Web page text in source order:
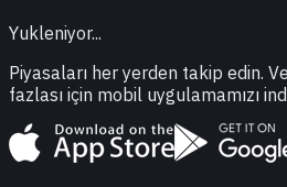
Yukleniyor...
Piyasaları her yerden takip edin.
fazlası için mobil uygulamamızı